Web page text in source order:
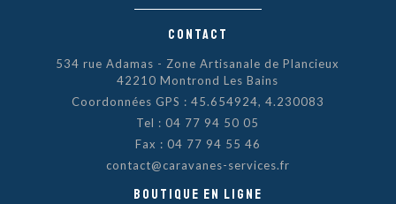
Contact
534 rue Adamas - Zone Artisanale de Plancieux
42210 Montrond Les Bains
Coordonnées GPS : 45.654924, 4.230083
Tel :04 77 94 50 05
Fax : 04 77 94 55 46
contact@caravanes-services.fr
Boutique en ligne